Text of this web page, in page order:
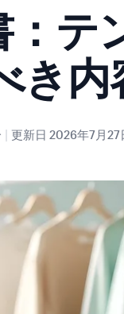
テ
き内
| 更新日 2026年7月27